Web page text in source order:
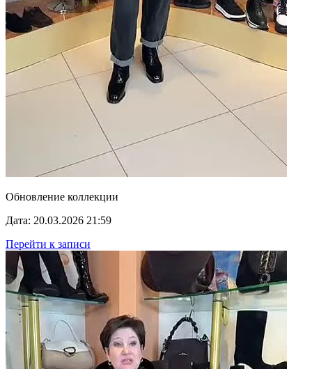
Обновление коллекции
Дата: 20.03.2026 21:59
Перейти к записи